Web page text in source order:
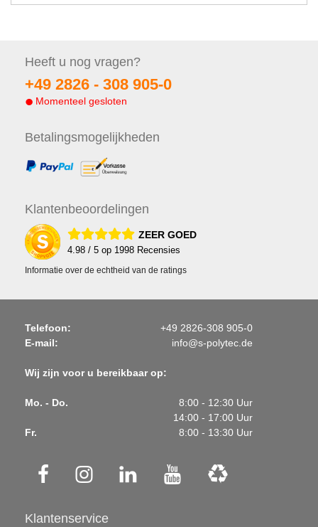
Heeft u nog vragen?
+49 2826 - 308 905-0
Momenteel gesloten
Betalingsmogelijkheden
Klantenbeoordelingen
ZEER GOED
4.98 / 5 op 1998 Recensies
Informatie over de echtheid van de ratings
Telefoon:
+49 2826-308 905-0
E-mail:
info@s-polytec.de
Wij zijn voor u bereikbaar op:
Mo. - Do.
8:00 - 12:30 Uur
14:00 - 17:00 Uur
Fr.
8:00 - 13:30 Uur
Klantenservice